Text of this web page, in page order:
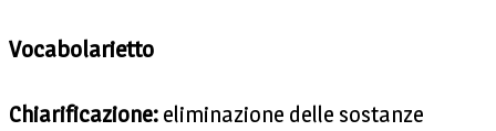
Vocabolarietto
Chiarificazione: eliminazione delle sostanze